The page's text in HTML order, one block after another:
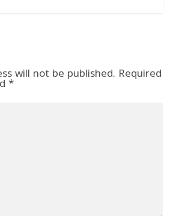
will not be published. Required
*